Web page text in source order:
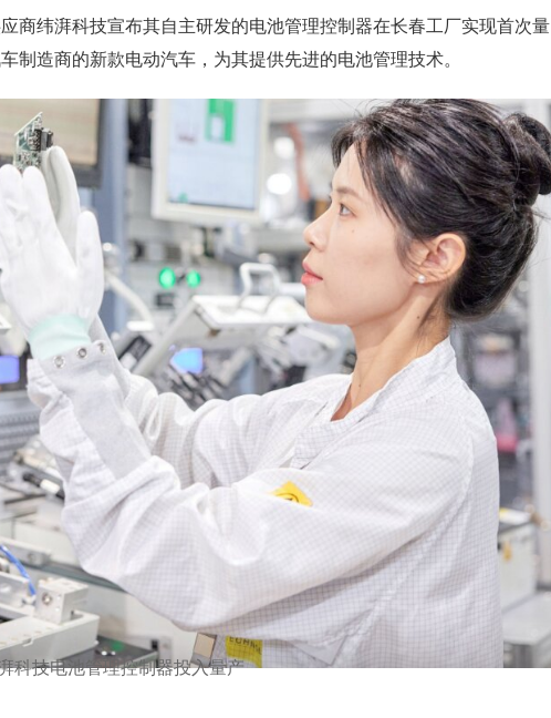
商纬湃科技宣布其自主研发的电池管理控制器在长春工厂实现首次量
制造商的新款电动汽车，为其提供先进的电池管理技术。
科技电池管理控制器投入量产